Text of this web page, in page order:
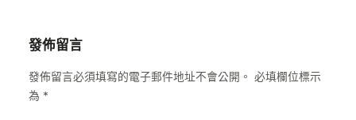
發佈留言
發佈留言必須填寫的電子郵件地址不會公開。 必填欄位標示
為 *